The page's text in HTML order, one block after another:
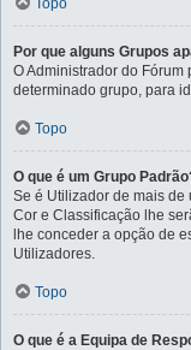
Topo
Por que alguns Grupos
O Administrador do
determinado grupo, para
Topo
O que é um Grupo
Se é Utilizador de mais de
Cor e Classificação lhe
lhe conceder a opção de
Utilizadores.
Topo
O que é a Equipa de